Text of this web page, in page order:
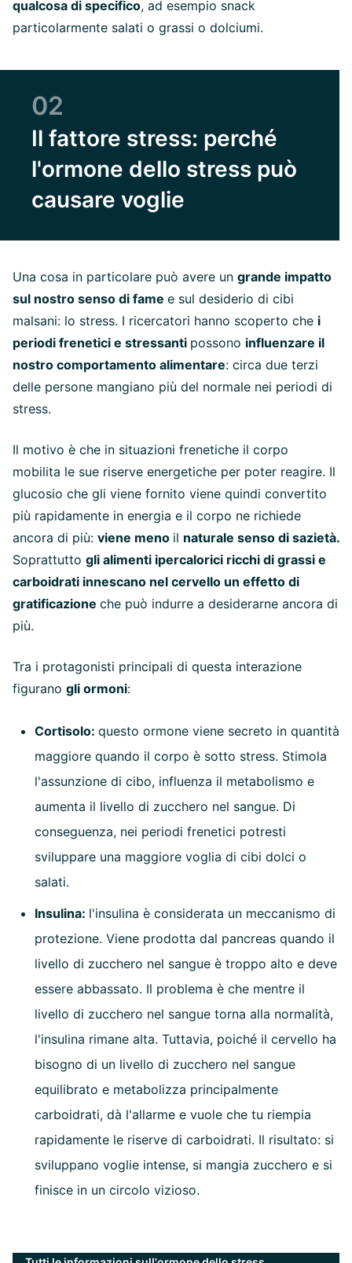
qualcosa di specifico, ad esempio snack
particolarmente salati o grassi o dolciumi.
02
Il fattore stress: perché
l'ormone dello stress può
causare voglie
Una cosa in particolare può avere un grande impatto
sul nostro senso di fame e sul desiderio di cibi
malsani: lo stress. I ricercatori hanno scoperto che i
periodi frenetici e stressanti possono influenzare il
nostro comportamento alimentare: circa due terzi
delle persone mangiano più del normale nei periodi di
stress.
Il motivo è che in situazioni frenetiche il corpo
mobilita le sue riserve energetiche per poter reagire. Il
glucosio che gli viene fornito viene quindi convertito
più rapidamente in energia e il corpo ne richiede
ancora di più: viene meno il naturale senso di sazietà.
Soprattutto gli alimenti ipercalorici ricchi di grassi e
carboidrati innescano nel cervello un effetto di
gratificazione che può indurre a desiderarne ancora di
più.
Tra i protagonisti principali di questa interazione
figurano gli ormoni:
Cortisolo: questo ormone viene secreto in quantità
maggiore quando il corpo è sotto stress. Stimola
l'assunzione di cibo, influenza il metabolismo e
aumenta il livello di zucchero nel sangue. Di
conseguenza, nei periodi frenetici potresti
sviluppare una maggiore voglia di cibi dolci o
salati.
Insulina: l'insulina è considerata un meccanismo di
protezione. Viene prodotta dal pancreas quando il
livello di zucchero nel sangue è troppo alto e deve
essere abbassato. Il problema è che mentre il
livello di zucchero nel sangue torna alla normalità,
l'insulina rimane alta. Tuttavia, poiché il cervello ha
bisogno di un livello di zucchero nel sangue
equilibrato e metabolizza principalmente
carboidrati, dà l'allarme e vuole che tu riempia
rapidamente le riserve di carboidrati. Il risultato: si
sviluppano voglie intense, si mangia zucchero e si
finisce in un circolo vizioso.